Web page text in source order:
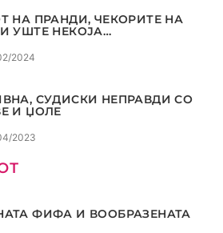
НА ПРАНДИ, ЧЕКОРИТЕ НА
УШТЕ НЕКОЈА
РАКОМЕТ
2024
СУДИСКИ НЕПРАВДИ СО
И ЏОЛЕ
2023
ФИФА И ВООБРАЗЕНАТА